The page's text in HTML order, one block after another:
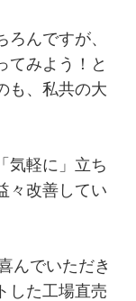
んですが、
てみよう！と
も、私共の大
気軽に」立ち
々改善してい
んでいただき
した工場直売